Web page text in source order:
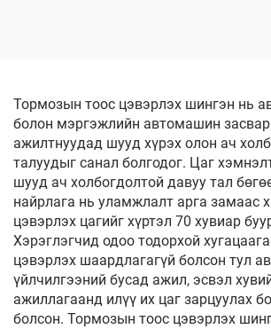
Тормозын тоос цэвэрлэх шингэн нь
болон мэргэжлийн автомашин засвар
ажилтнуудад шууд хүрэх олон ач
талуудыг санал болгодог. Цаг
шууд ач холбогдолтой давуу тал
найрлага нь уламжлалт арга замаас
цэвэрлэх цагийг хүртэл 70 хувиар
Хэрэглэгчид одоо тодорхой
цэвэрлэх шаардлагагүй болсон тул
үйлчилгээний бусад ажил, эсвэл
ажиллагаанд илүү их цаг зарцуулах
болсон. Тормозын тоос цэвэрлэх